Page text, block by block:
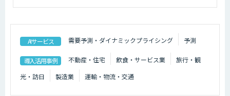
AIサービス 需要予測・ダイナミックプライシング 予測
導入活用事例 不動産・住宅 飲食・サービス業
旅行・観
光・訪日
製造業 運輸・物流・交通